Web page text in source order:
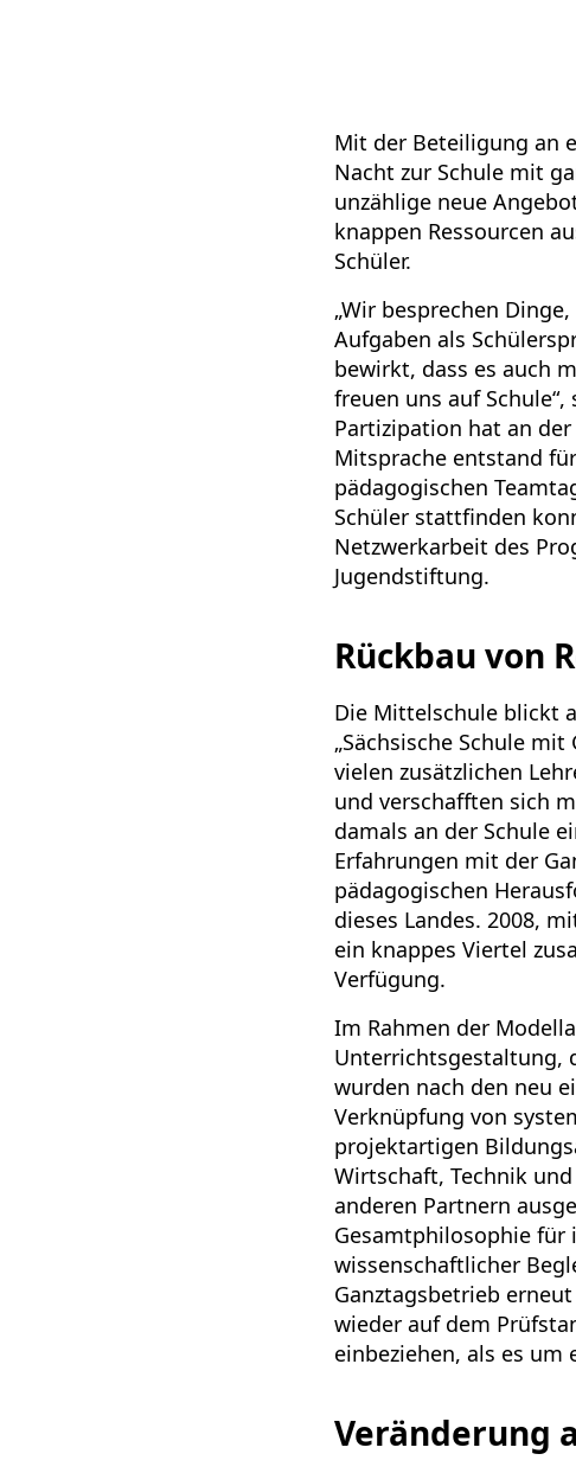
Mit der Beteiligung an
Nacht zur Schule mit
unzählige neue
knappen Ressourcen
Schüler.
„Wir besprechen
Aufgaben als
bewirkt, dass es auch
freuen uns auf
Partizipation hat an
Mitsprache entstand
pädagogischen
Schüler stattfinden
Netzwerkarbeit des
Jugendstiftung.
Rückbau von
Die Mittelschule blickt
„Sächsische Schule
vielen zusätzlichen
und verschafften sich
damals an der Schule
Erfahrungen mit der
pädagogischen
dieses Landes. 2008,
ein knappes Viertel
Verfügung.
Im Rahmen der
Unterrichtsgestaltung,
wurden nach den neu
Verknüpfung von
projektartigen
Wirtschaft, Technik
anderen Partnern
Gesamtphilosophie für
wissenschaftlicher
Ganztagsbetrieb
wieder auf dem
einbeziehen, als es
Veränderung